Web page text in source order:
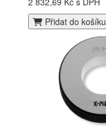
Přidat do košíku